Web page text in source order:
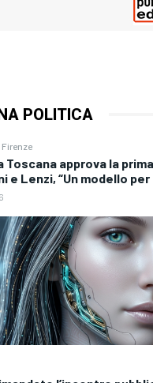
POLITICA
Toscana approva la
e Lenzi, “Un modello per